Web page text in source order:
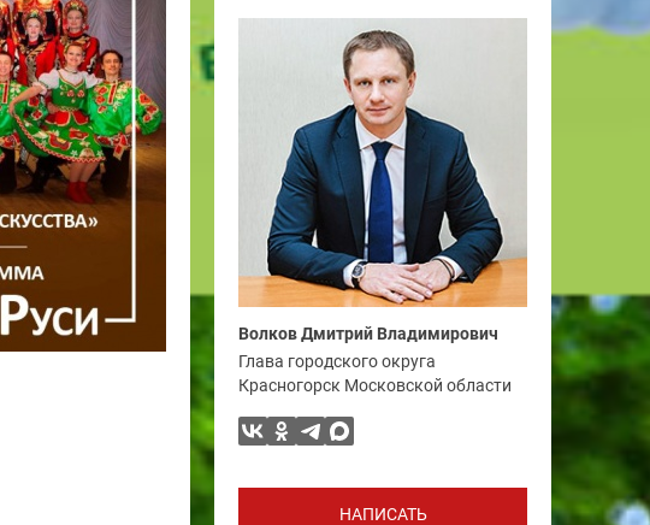
Волков Дмитрий Владимирович
Глава городского округа
Красногорск Московской области
НАПИСАТЬ